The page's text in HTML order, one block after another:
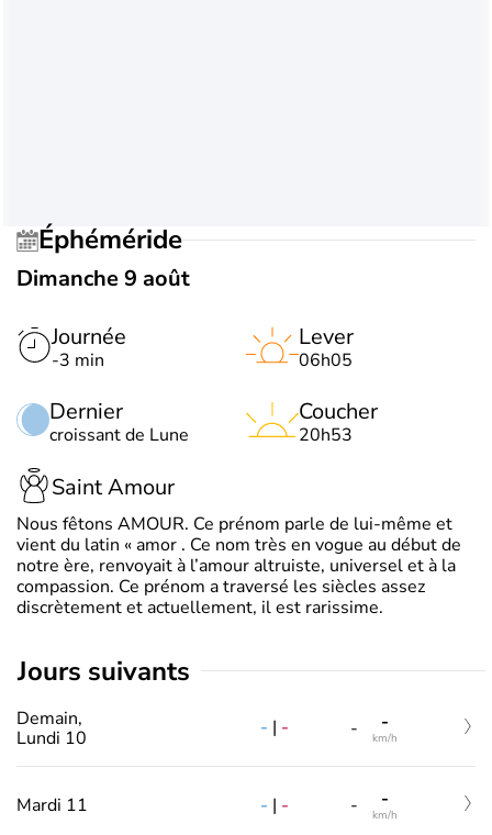
Éphéméride
Dimanche 9 août
Journée
-3 min
Dernier
croissant de Lune
Lever
06h05
Coucher
20h53
Saint Amour
Nous fêtons AMOUR. Ce prénom parle de lui-même et
vient du latin « amor . Ce nom très en vogue au début de
notre ère, renvoyait à l’amour altruiste, universel et à la
compassion. Ce prénom a traversé les siècles assez
discrètement et actuellement, il est rarissime.
jours suivants
Demain,
Lundi 10
- | - - -
km/h
Mardi 11 - | - - -
km/h